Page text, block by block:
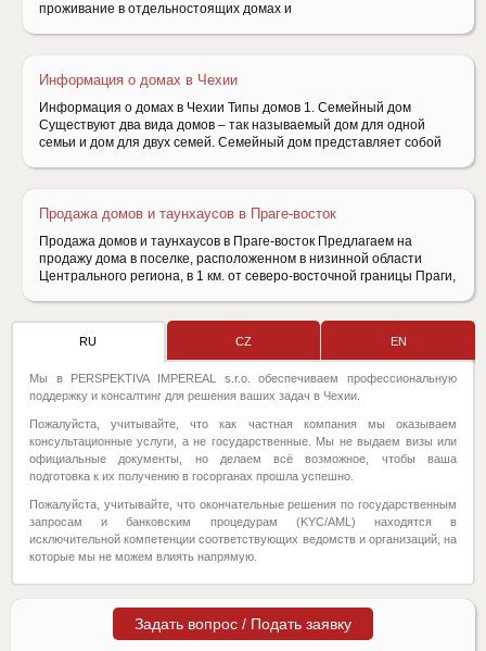
проживание в отдельностоящих домах и
Информация о домах в Чехии
Информация о домах в Чехии Типы домов 1. Семейный дом
Существуют два вида домов – так называемый дом для одной
семьи и дом для двух семей. Семейный дом представляет собой
Продажа домов и таунхаусов в Праге-восток
Продажа домов и таунхаусов в Праге-восток Предлагаем на
продажу дома в поселке, расположенном в низинной области
Центрального региона, в 1 км. от северо-восточной границы Праги,
RU CZ EN
Мы в PERSPEKTIVA IMPEREAL s.r.o. обеспечиваем профессиональную
поддержку и консалтинг для решения ваших задач в Чехии.
Пожалуйста, учитывайте, что как частная компания мы оказываем
консультационные услуги, а не государственные. Мы не выдаем визы или
официальные документы, но делаем всё возможное, чтобы ваша
подготовка к их получению в госорганах прошла успешно.
Пожалуйста, учитывайте, что окончательные решения по государственным
запросам и банковским процедурам (KYC/AML) находятся в
исключительной компетенции соответствующих ведомств и организаций, на
которые мы не можем влиять напрямую.
Задать вопрос / Подать заявку